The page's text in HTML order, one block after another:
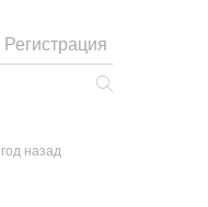
Регистрация
назад